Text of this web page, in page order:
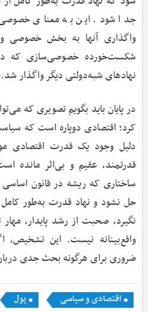
جدا شود. این به معنای
واگذاری آنها به بخش خصوصی
شکست‌خورده خصوصی‌سازی که
نهادهای شبه‌دولتی دیگر واگذار شد.
در پایان باید بگویم تصویری که
کرد؛ اقتصادی دوپاره است که
دلیل وجود یک قدرت اقتصادی
قدرتمند، عقیم و بی‌اثر مانده
ساختاری که ریشه در قانون اساسی
حل نشود و نهاد قدرت به‌طور کامل
نگیرد، صحبت از رشد پایدار، مهار
واقع‌بینانه نیست. این تشخیص،
ضروری برای هرگونه بحث جدی
اقتصادی و سیاسی
پول